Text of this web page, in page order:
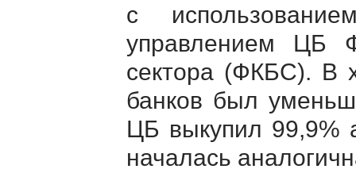
с
управлением ЦБ
сектора (ФКБС). В
банков был
ЦБ выкупил 99,9%
началась